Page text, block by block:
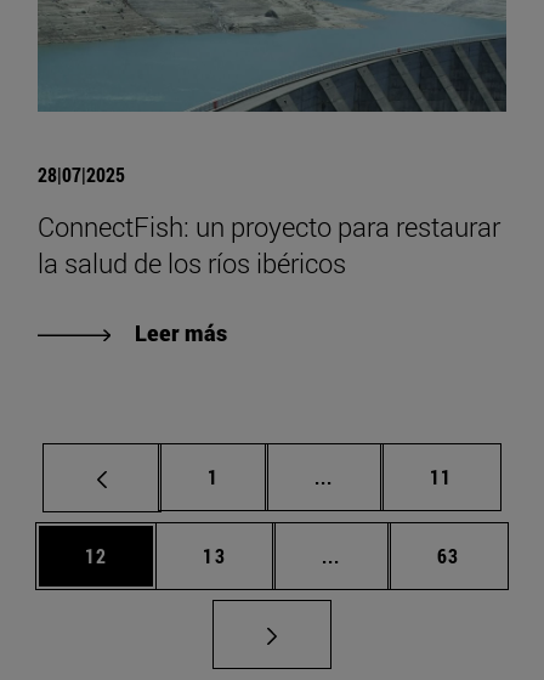
28|07|2025
ConnectFish: un proyecto para restaurar
la salud de los ríos ibéricos
Leer más
Página
1 ... Páginas intermedias
Página
11
Página
12 Página
13 ... Páginas intermedias
Página
63